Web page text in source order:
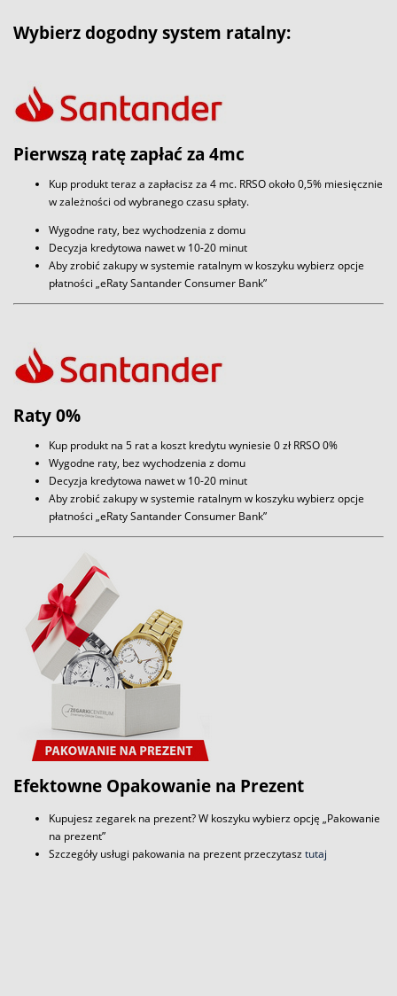
Wybierz dogodny system ratalny:
Pierwszą ratę zapłać za 4mc
Kup produkt teraz a zapłacisz za 4 mc. RRSO około 0,5% miesięcznie
w zależności od wybranego czasu spłaty.
Wygodne raty, bez wychodzenia z domu
Decyzja kredytowa nawet w 10-20 minut
Aby zrobić zakupy w systemie ratalnym w koszyku wybierz opcje
płatności „eRaty Santander Consumer Bank”
Raty 0%
Kup produkt na 5 rat a koszt kredytu wyniesie 0 zł RRSO 0%
Wygodne raty, bez wychodzenia z domu
Decyzja kredytowa nawet w 10-20 minut
Aby zrobić zakupy w systemie ratalnym w koszyku wybierz opcje
płatności „eRaty Santander Consumer Bank”
Efektowne Opakowanie na Prezent
Kupujesz zegarek na prezent? W koszyku wybierz opcję „Pakowanie
na prezent”
Szczegóły usługi pakowania na prezent przeczytasztutaj